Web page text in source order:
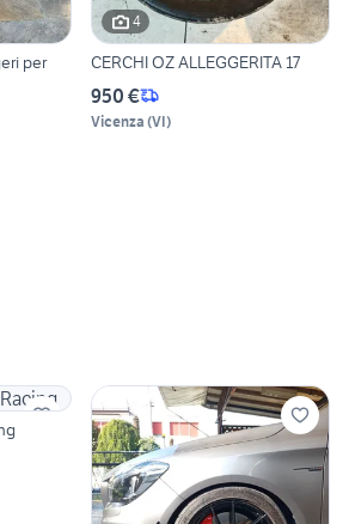
per
4
CERCHI OZ ALLEGGERITA 17
950 €
Vicenza (VI)